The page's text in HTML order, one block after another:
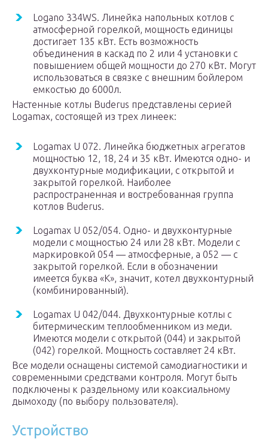
Logano 334WS. Линейка напольных котлов с
атмосферной горелкой, мощность единицы
достигает 135 кВт. Есть возможность
объединения в каскад по 2 или 4 установки с
повышением общей мощности до 270 кВт. Могут
использоваться в связке с внешним бойлером
емкостью до 6000л.
Настенные котлы Buderus представлены серией
Logamax, состоящей из трех линеек:
Logamax U 072. Линейка бюджетных агрегатов
мощностью 12, 18, 24 и 35 кВт. Имеются одно- и
двухконтурные модификации, с открытой и
закрытой горелкой. Наиболее
распространенная и востребованная группа
котлов Buderus.
Logamax U 052/054. Одно- и двухконтурные
модели с мощностью 24 или 28 кВт. Модели с
маркировкой 054 — атмосферные, а 052 — с
закрытой горелкой. Если в обозначении
имеется буква «К», значит, котел двухконтурный
(комбинированный).
Logamax U 042/044. Двухконтурные котлы с
битермическим теплообменником из меди.
Имеются модели с открытой (044) и закрытой
(042) горелкой. Мощность составляет 24 кВт.
Все модели оснащены системой самодиагностики и
современными средствами контроля. Могут быть
подключены к раздельному или коаксиальному
дымоходу (по выбору пользователя).
Устройство